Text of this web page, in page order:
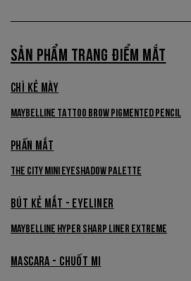
SẢN PHẨM TRANG ĐIỂM MẮT
CHÌ KẺ MÀY
Maybelline Tattoo Brow Pigmented Pencil
PHẤN MẮT
The City Mini Eyeshadow Palette
BÚT KẺ MẮT - EYELINER
Maybelline Hyper Sharp Liner Extreme
MASCARA - CHUỐT MI